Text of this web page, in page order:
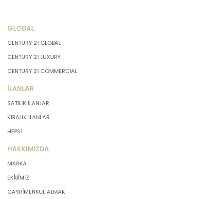
GLOBAL
CENTURY 21 GLOBAL
CENTURY 21 LUXURY
CENTURY 21 COMMERCIAL
İLANLAR
SATILIK İLANLAR
KİRALIK İLANLAR
HEPSİ
HAKKIMIZDA
MARKA
EKİBİMİZ
GAYRİMENKUL ALMAK